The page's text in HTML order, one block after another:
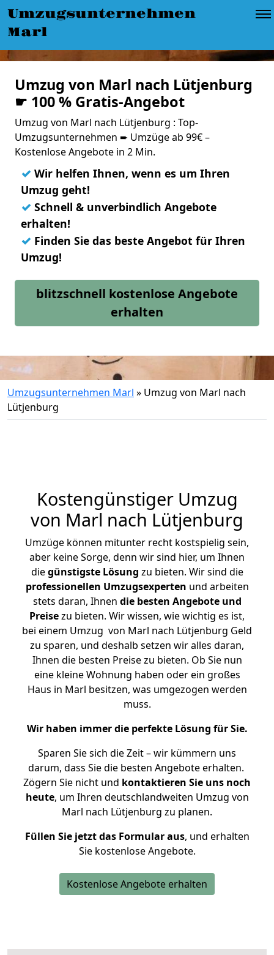
Umzugsunternehmen
Marl
Umzug von Marl nach Lütjenburg
☛ 100 % Gratis-Angebot
Umzug von Marl nach Lütjenburg : Top-
Umzugsunternehmen ➨ Umzüge ab 99€ –
Kostenlose Angebote in 2 Min.
✓ Wir helfen Ihnen, wenn es um Ihren
Umzug geht!
✓ Schnell & unverbindlich Angebote
erhalten!
✓ Finden Sie das beste Angebot für Ihren
Umzug!
blitzschnell kostenlose Angebote
erhalten
Umzugsunternehmen Marl » Umzug von Marl nach
Lütjenburg
Kostengünstiger Umzug
von Marl nach Lütjenburg
Umzüge können mitunter recht kostspielig sein,
aber keine Sorge, denn wir sind hier, um Ihnen
diegünstigste Lösung zu bieten. Wir sind die
professionellen Umzugsexperten und arbeiten
stets daran, Ihnen die besten Angebote und
Preisezu bieten. Wir wissen, wie wichtig es ist,
bei einem Umzug von Marl nach Lütjenburg Geld
zu sparen, und deshalb setzen wir alles daran,
Ihnen die besten Preise zu bieten. Ob Sie nun
eine kleine Wohnung haben oder ein großes
Haus in Marl besitzen, was umgezogen werden
muss.
Wir haben immer die perfekte Lösung für Sie.
Sparen Sie sich die Zeit – wir kümmern uns
darum, dass Sie die besten Angebote erhalten.
Zögern Sie nicht und kontaktieren Sie uns noch
heute, um Ihren deutschlandweiten Umzug von
Marl nach Lütjenburg zu planen.
Füllen Sie jetzt das Formular aus, und erhalten
Sie kostenlose Angebote.
Kostenlose Angebote erhalten